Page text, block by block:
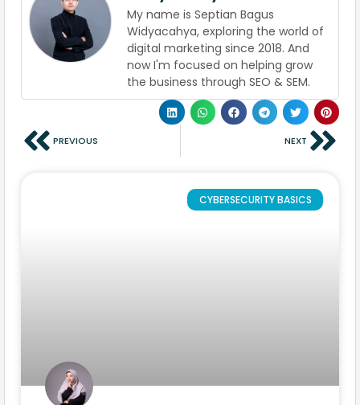
My name is Septian Bagus
Widyacahya, exploring the world of
digital marketing since 2018. And
now I'm focused on helping grow
the business through SEO & SEM.
PREVIOUS NEXT
CYBERSECURITY BASICS